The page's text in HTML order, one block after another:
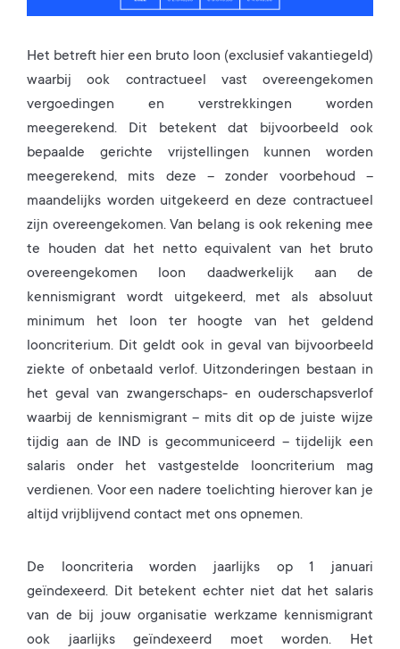
Het betreft hier een bruto loon (exclusief vakantiegeld)
waarbij ook contractueel vast overeengekomen
vergoedingen en verstrekkingen worden
meegerekend. Dit betekent dat bijvoorbeeld ook
bepaalde gerichte vrijstellingen kunnen worden
meegerekend, mits deze – zonder voorbehoud –
maandelijks worden uitgekeerd en deze contractueel
zijn overeengekomen. Van belang is ook rekening mee
te houden dat het netto equivalent van het bruto
overeengekomen loon daadwerkelijk aan de
kennismigrant wordt uitgekeerd, met als absoluut
minimum het loon ter hoogte van het geldend
looncriterium. Dit geldt ook in geval van bijvoorbeeld
ziekte of onbetaald verlof. Uitzonderingen bestaan in
het geval van zwangerschaps- en ouderschapsverlof
waarbij de kennismigrant – mits dit op de juiste wijze
tijdig aan de IND is gecommuniceerd – tijdelijk een
salaris onder het vastgestelde looncriterium mag
verdienen. Voor een nadere toelichting hierover kan je
altijd vrijblijvend contact met ons opnemen.
De looncriteria worden jaarlijks op 1 januari
geïndexeerd. Dit betekent echter niet dat het salaris
van de bij jouw organisatie werkzame kennismigrant
ook jaarlijks geïndexeerd moet worden. Het